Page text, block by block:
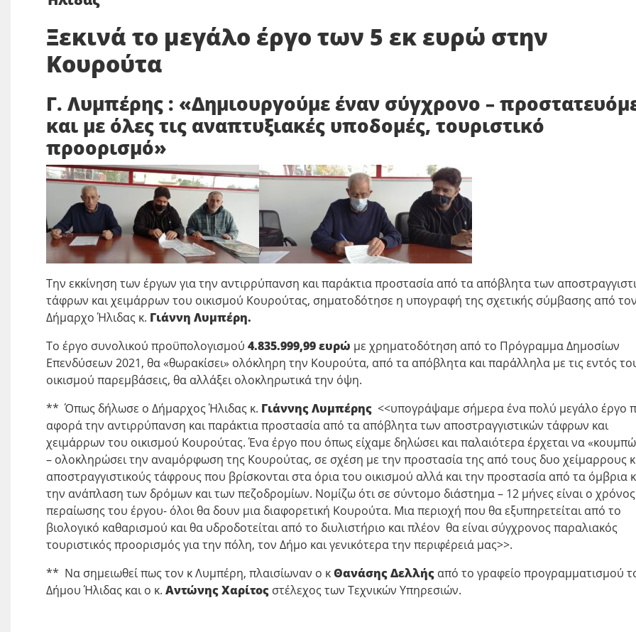
Ξεκινά το μεγάλο έργο των 5 εκ ευρώ στην
Κουρούτα
Γ. Λυμπέρης : «Δημιουργούμε έναν σύγχρονο –
και με όλες τις αναπτυξιακές υποδομές, τουριστικό
προορισμό»
Την εκκίνηση των έργων για την αντιρρύπανση και παράκτια προστασία από τα απόβλητα των
τάφρων και χειμάρρων του οικισμού Κουρούτας, σηματοδότησε η υπογραφή της σχετικής σύμβασης από τον
Δήμαρχο Ήλιδας κ. Γιάννη Λυμπέρη.
Το έργο συνολικού προϋπολογισμού 4.835.999,99 ευρώ με χρηματοδότηση από το Πρόγραμμα Δημοσίων
Επενδύσεων 2021, θα «θωρακίσει» ολόκληρη την Κουρούτα, από τα απόβλητα και παράλληλα με τις εντός
οικισμού παρεμβάσεις, θα αλλάξει ολοκληρωτικά την όψη.
** Όπως δήλωσε ο Δήμαρχος Ήλιδας κ. Γιάννης Λυμπέρης <<υπογράψαμε σήμερα ένα πολύ μεγάλο έργο
αφορά την αντιρρύπανση και παράκτια προστασία από τα απόβλητα των αποστραγγιστικών τάφρων και
χειμάρρων του οικισμού Κουρούτας. Ένα έργο που όπως είχαμε δηλώσει και παλαιότερα έρχεται να
– ολοκληρώσει την αναμόρφωση της Κουρούτας, σε σχέση με την προστασία της από τους δυο χείμαρρους
αποστραγγιστικούς τάφρους που βρίσκονται στα όρια του οικισμού αλλά και την προστασία από τα όμβρια
την ανάπλαση των δρόμων και των πεζοδρομίων. Νομίζω ότι σε σύντομο διάστημα – 12 μήνες είναι ο χρόνος
περαίωσης του έργου- όλοι θα δουν μια διαφορετική Κουρούτα. Μια περιοχή που θα εξυπηρετείται από το
βιολογικό καθαρισμού και θα υδροδοτείται από το διυλιστήριο και πλέον θα είναι σύγχρονος παραλιακός
τουριστικός προορισμός για την πόλη, τον Δήμο και γενικότερα την περιφέρειά μας>>.
** Να σημειωθεί πως τον κ Λυμπέρη, πλαισίωναν ο κΘανάσης Δελλής από το γραφείο προγραμματισμού
Δήμου Ήλιδας και ο κ. Αντώνης Χαρίτος στέλεχος των Τεχνικών Υπηρεσιών.